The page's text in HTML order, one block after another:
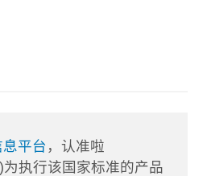
平台 ，认准啦
执行该国家标准的产品